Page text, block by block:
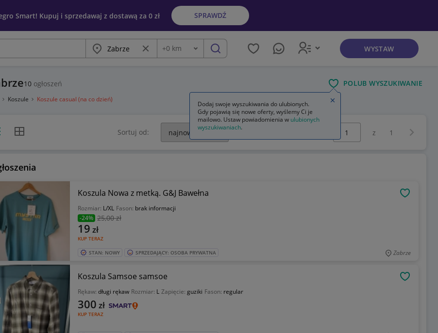
Smart! Kupuj i sprzedawaj z dostawą za 0 zł SPRAWDŹ
Miasto Wyczyść frazę
Odległość
+0 km szukaj WYSTAW
10 ogłoszeń POLUB WYSZUKIWANIE
Koszule Koszule casual (na co dzień)
listy
Widok siatki Sortuj od: z 1
Koszula Nowa z metką. G&J Bawełna
Rozmiar: L/XL Fason: brak informacji
-24% 25,00 zł
KUP TERAZ
19 zł
STAN: NOWY SPRZEDAJĄCY: OSOBA PRYWATNA Zabrze
Koszula Samsoe samsoe
Rękaw: długi rękaw Rozmiar: L Zapięcie: guziki Fason: regular
KUP TERAZ
300 zł
Dodaj swoje wyszukiwania do ulubionych.
Gdy pojawią się nowe oferty, wyślemy Ci je
mailowo. Ustaw powiadomienia w ulubionych
wyszukiwaniach.
Zamknij wskazówkę